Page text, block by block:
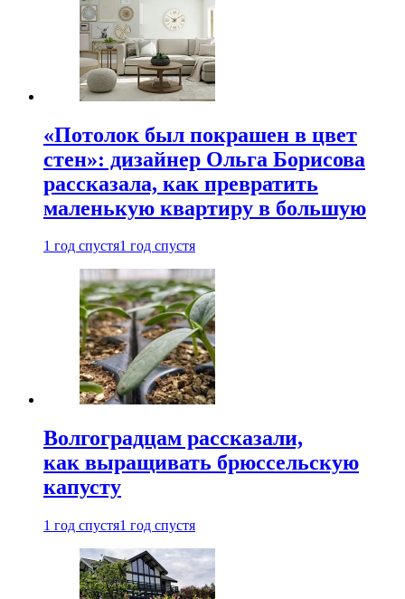
«Потолок был покрашен в цвет
стен»: дизайнер Ольга Борисова
рассказала, как превратить
маленькую квартиру в большую
1 год спустя1 год спустя
Волгоградцам рассказали,
как выращивать брюссельскую
капусту
1 год спустя1 год спустя